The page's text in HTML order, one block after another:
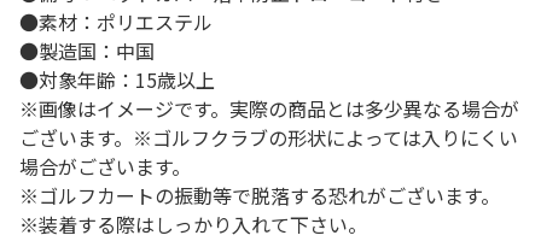
●素材：ポリエステル
●製造国：中国
●対象年齢：15歳以上
※画像はイメージです。実際の商品とは多少異なる場合が
ございます。※ゴルフクラブの形状によっては入りにくい
場合がございます。
※ゴルフカートの振動等で脱落する恐れがございます。
※装着する際はしっかり入れて下さい。